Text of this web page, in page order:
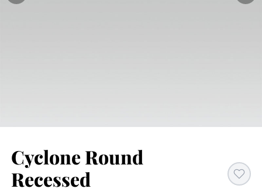
Cyclone Round
Recessed